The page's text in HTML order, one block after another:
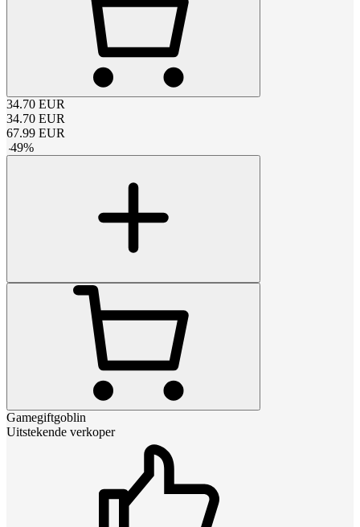
34.70 EUR
34.70 EUR
67.99 EUR
-49%
Gamegiftgoblin
Uitstekende verkoper